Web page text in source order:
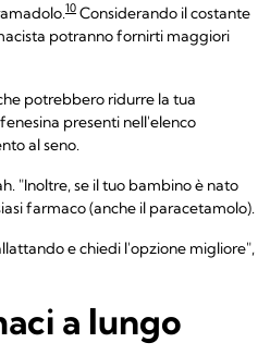
10 Considerando il costante
potranno fornirti maggiori
potrebbero ridurre la tua
presenti nell'elenco
al seno.
"Inoltre, se il tuo bambino è nato
farmaco (anche il paracetamolo).
e chiedi l'opzione migliore",
a lungo